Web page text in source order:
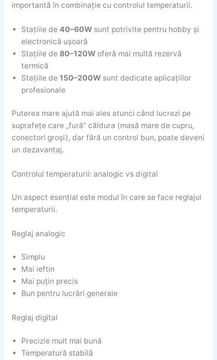
importantă în combinație cu controlul temperaturii.
Stațiile de 40–60Wsunt potrivite pentru hobby și
electronică ușoară
Stațiile de 80–120Woferă mai multă rezervă
termică
Stațiile de 150–200Wsunt dedicate aplicațiilor
profesionale
Puterea mare ajută mai ales atunci când lucrezi pe
suprafețe care „fură” căldura (masă mare de cupru,
conectori groși), dar fără un control bun, poate deveni
un dezavantaj.
Controlul temperaturii: analogic vs digital
Un aspect esențial este modul în care se face reglajul
temperaturii.
Reglaj analogic
Simplu
Mai ieftin
Mai puțin precis
Bun pentru lucrări generale
Reglaj digital
Precizie mult mai bună
Temperatură stabilă